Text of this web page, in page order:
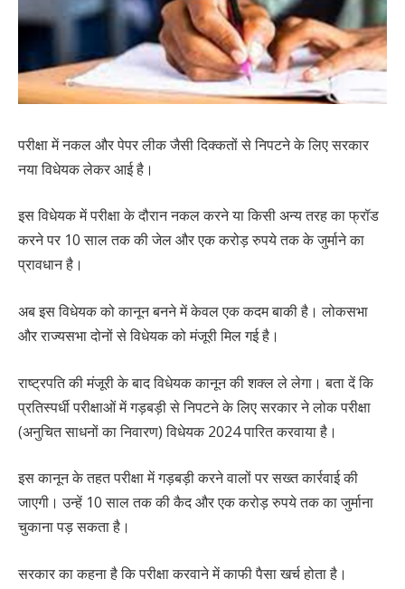
परीक्षा में नकल और पेपर लीक जैसी दिक्कतों से निपटने के लिए सरकार
नया विधेयक लेकर आई है।
इस विधेयक में परीक्षा के दौरान नकल करने या किसी अन्य तरह का फ्रॉड
करने पर 10 साल तक की जेल और एक करोड़ रुपये तक के जुर्माने का
प्रावधान है।
अब इस विधेयक को कानून बनने में केवल एक कदम बाकी है। लोकसभा
और राज्यसभा दोनों से विधेयक को मंजूरी मिल गई है।
राष्ट्रपति की मंजूरी के बाद विधेयक कानून की शक्ल ले लेगा। बता दें कि
प्रतिस्पर्धी परीक्षाओं में गड़बड़ी से निपटने के लिए सरकार ने लोक परीक्षा
(अनुचित साधनों का निवारण) विधेयक 2024 पारित करवाया है।
इस कानून के तहत परीक्षा में गड़बड़ी करने वालों पर सख्त कार्रवाई की
जाएगी। उन्हें 10 साल तक की कैद और एक करोड़ रुपये तक का जुर्माना
चुकाना पड़ सकता है।
सरकार का कहना है कि परीक्षा करवाने में काफी पैसा खर्च होता है।